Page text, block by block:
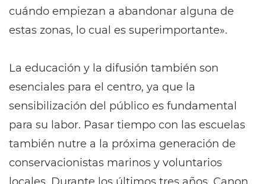
cuándo empiezan a abandonar alguna de
estas zonas, lo cual es superimportante».
La educación y la difusión también son
esenciales para el centro, ya que la
sensibilización del público es fundamental
para su labor. Pasar tiempo con las escuelas
también nutre a la próxima generación de
conservacionistas marinos y voluntarios